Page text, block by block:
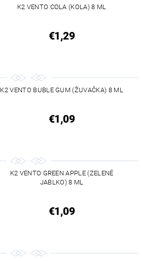
K2 VENTO COLA (KOLA) 8 ML
€1,29
K2 VENTO BUBLE GUM (ŽUVAČKA) 8 ML
€1,09
K2 VENTO GREEN APPLE (ZELENÉ
JABLKO) 8 ML
€1,09